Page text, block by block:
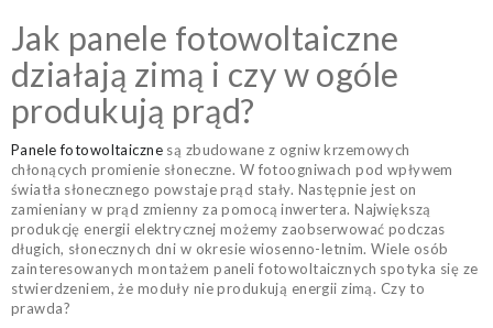
Jak panele fotowoltaiczne
działają zimą i czy w ogóle
produkują prąd?
Panele fotowoltaiczne są zbudowane z ogniw krzemowych
chłonących promienie słoneczne. W fotoogniwach pod wpływem
światła słonecznego powstaje prąd stały. Następnie jest on
zamieniany w prąd zmienny za pomocą inwertera. Największą
produkcję energii elektrycznej możemy zaobserwować podczas
długich, słonecznych dni w okresie wiosenno-letnim. Wiele osób
zainteresowanych montażem paneli fotowoltaicznych spotyka się ze
stwierdzeniem, że moduły nie produkują energii zimą. Czy to
prawda?